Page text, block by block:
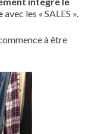
avec les « SALES ».
à être